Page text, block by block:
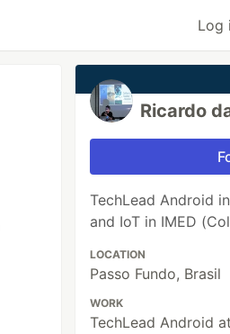
Log
Ricardo
TechLead Android
and IoT in IMED
LOCATION
Passo Fundo, Brasil
WORK
TechLead Android